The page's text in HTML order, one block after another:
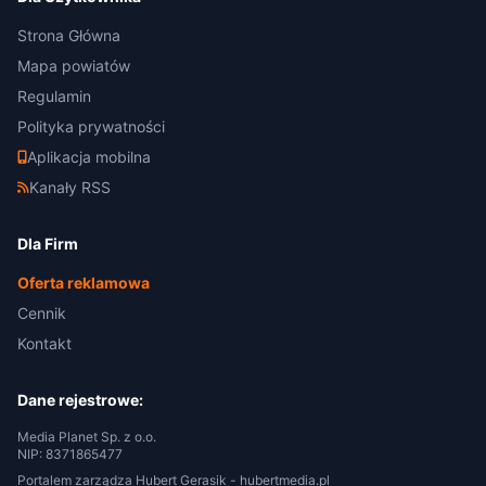
Strona Główna
Mapa powiatów
Regulamin
Polityka prywatności
Aplikacja mobilna
Kanały RSS
Dla Firm
Oferta reklamowa
Cennik
Kontakt
Dane rejestrowe:
Media Planet Sp. z o.o.
NIP: 8371865477
Portalem zarządza Hubert Gerasik - hubertmedia.pl